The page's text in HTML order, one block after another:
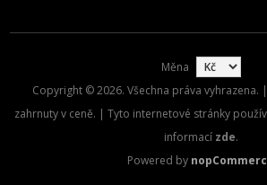
Měna
Copyright © 2026. Všechna práva vyhrazena.
zahrnuty v ceně. | Tyto internetové stránky
informací zde.
Powered by